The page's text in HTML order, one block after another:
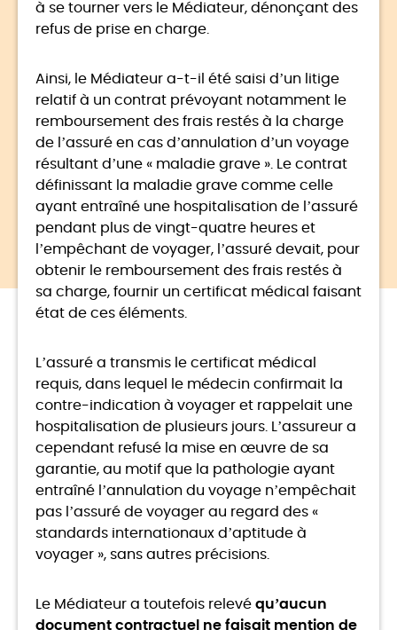
à se tourner vers le Médiateur, dénonçant des
refus de prise en charge.
Ainsi, le Médiateur a-t-il été saisi d’un litige
relatif à un contrat prévoyant notamment le
remboursement des frais restés à la charge
de l’assuré en cas d’annulation d’un voyage
résultant d’une « maladie grave ». Le contrat
définissant la maladie grave comme celle
ayant entraîné une hospitalisation de l’assuré
pendant plus de vingt-quatre heures et
l’empêchant de voyager, l’assuré devait, pour
obtenir le remboursement des frais restés à
sa charge, fournir un certificat médical faisant
état de ces éléments.
L’assuré a transmis le certificat médical
requis, dans lequel le médecin confirmait la
contre-indication à voyager et rappelait une
hospitalisation de plusieurs jours. L’assureur a
cependant refusé la mise en œuvre de sa
garantie, au motif que la pathologie ayant
entraîné l’annulation du voyage n’empêchait
pas l’assuré de voyager au regard des «
standards internationaux d’aptitude à
voyager », sans autres précisions.
Le Médiateur a toutefois relevé qu’aucun
document contractuel ne faisait mention de